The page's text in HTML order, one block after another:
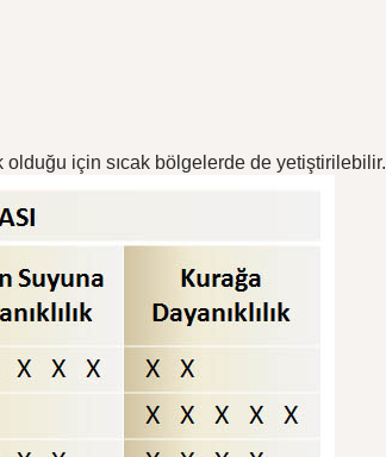
olduğu için sıcak bölgelerde de yetiştirilebilir.